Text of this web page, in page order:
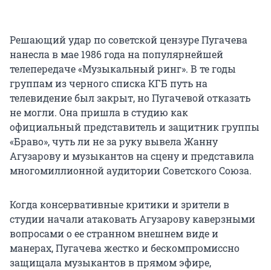
Решающий удар по советской цензуре Пугачева
нанесла в мае 1986 года на популярнейшей
телепередаче «Музыкальный ринг». В те годы
группам из черного списка КГБ путь на
телевидение был закрыт, но Пугачевой отказать
не могли. Она пришла в студию как
официальный представитель и защитник группы
«Браво», чуть ли не за руку вывела Жанну
Агузарову и музыкантов на сцену и представила
многомиллионной аудитории Советского Союза.
Когда консервативные критики и зрители в
студии начали атаковать Агузарову каверзными
вопросами о ее странном внешнем виде и
манерах, Пугачева жестко и бескомпромиссно
защищала музыкантов в прямом эфире,